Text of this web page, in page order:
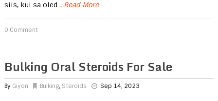
siis, kui sa oled ...Read More
0 Comment
Bulking Oral Steroids For Sale
By Giyon Bulking, Steroids Sep 14, 2023